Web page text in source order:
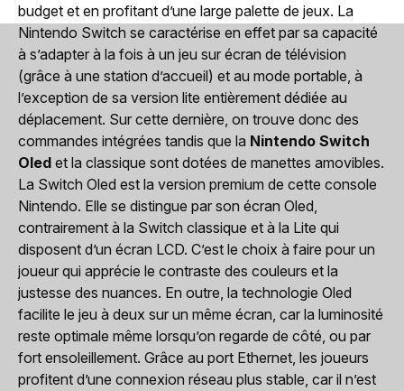
budget et en profitant d’une large palette de jeux. La
Nintendo Switch se caractérise en effet par sa capacité
à s’adapter à la fois à un jeu sur écran de télévision
(grâce à une station d’accueil) et au mode portable, à
l’exception de sa version lite entièrement dédiée au
déplacement. Sur cette dernière, on trouve donc des
commandes intégrées tandis que la Nintendo Switch
Oled et la classique sont dotées de manettes amovibles.
La Switch Oled est la version premium de cette console
Nintendo. Elle se distingue par son écran Oled,
contrairement à la Switch classique et à la Lite qui
disposent d’un écran LCD. C’est le choix à faire pour un
joueur qui apprécie le contraste des couleurs et la
justesse des nuances. En outre, la technologie Oled
facilite le jeu à deux sur un même écran, car la luminosité
reste optimale même lorsqu’on regarde de côté, ou par
fort ensoleillement. Grâce au port Ethernet, les joueurs
profitent d’une connexion réseau plus stable, car il n’est